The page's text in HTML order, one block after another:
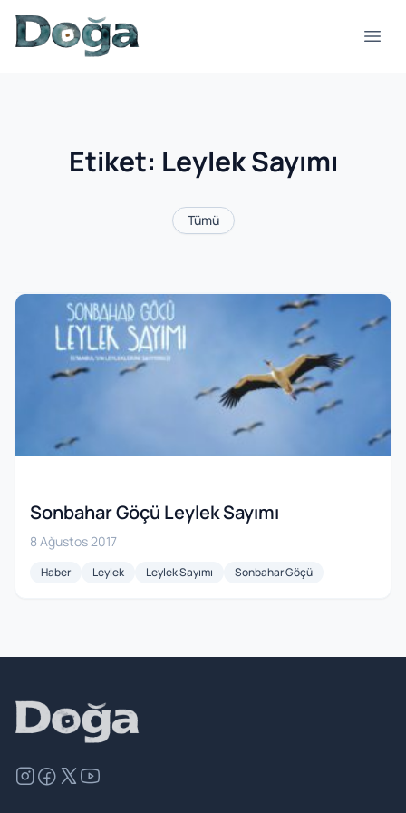
İçeriğe geç
Etiket: Leylek Sayımı
Tümü
Sonbahar Göçü Leylek Sayımı
8 Ağustos 2017
Haber Leylek Leylek Sayımı Sonbahar Göçü